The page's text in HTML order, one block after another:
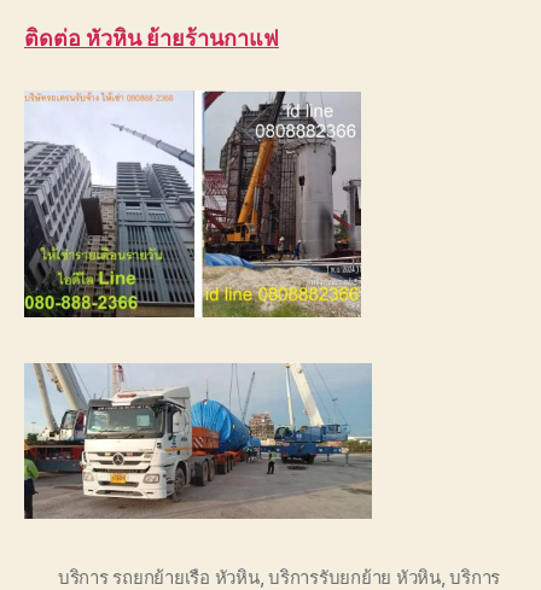
ติดต่อ หัวหิน ย้ายร้านกาแฟ
บริการ รถยกย้ายเรือ หัวหิน,บริการรับยกย้าย หัวหิน,บริการ